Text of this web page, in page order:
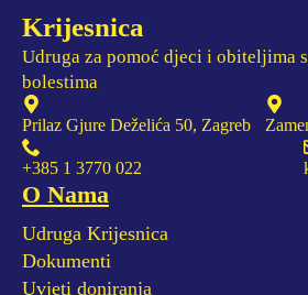
Krijesnica
Udruga za pomoć djeci i obiteljima
bolestima
Prilaz Gjure Deželića 50, Zagreb
+385 1 3770 022
O Nama
Udruga Krijesnica
Dokumenti
Uvjeti doniranja